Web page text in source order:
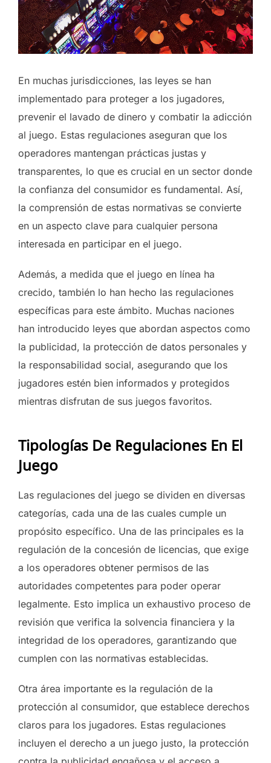
En muchas jurisdicciones, las leyes se han
implementado para proteger a los jugadores,
prevenir el lavado de dinero y combatir la adicción
al juego. Estas regulaciones aseguran que los
operadores mantengan prácticas justas y
transparentes, lo que es crucial en un sector donde
la confianza del consumidor es fundamental. Así,
la comprensión de estas normativas se convierte
en un aspecto clave para cualquier persona
interesada en participar en el juego.
Además, a medida que el juego en línea ha
crecido, también lo han hecho las regulaciones
específicas para este ámbito. Muchas naciones
han introducido leyes que abordan aspectos como
la publicidad, la protección de datos personales y
la responsabilidad social, asegurando que los
jugadores estén bien informados y protegidos
mientras disfrutan de sus juegos favoritos.
Tipologías De Regulaciones En El
Juego
Las regulaciones del juego se dividen en diversas
categorías, cada una de las cuales cumple un
propósito específico. Una de las principales es la
regulación de la concesión de licencias, que exige
a los operadores obtener permisos de las
autoridades competentes para poder operar
legalmente. Esto implica un exhaustivo proceso de
revisión que verifica la solvencia financiera y la
integridad de los operadores, garantizando que
cumplen con las normativas establecidas.
Otra área importante es la regulación de la
protección al consumidor, que establece derechos
claros para los jugadores. Estas regulaciones
incluyen el derecho a un juego justo, la protección